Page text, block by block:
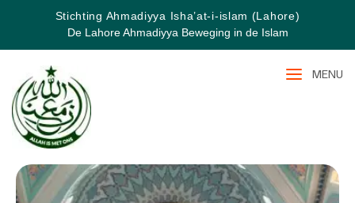
Stichting Ahmadiyya Isha’at-i-islam (Lahore)
De Lahore Ahmadiyya Beweging in de Islam
MENU